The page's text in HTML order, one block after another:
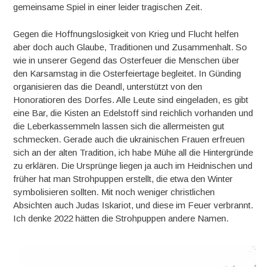
gemeinsame Spiel in einer leider tragischen Zeit.
Gegen die Hoffnungslosigkeit von Krieg und Flucht helfen
aber doch auch Glaube, Traditionen und Zusammenhalt. So
wie in unserer Gegend das Osterfeuer die Menschen über
den Karsamstag in die Osterfeiertage begleitet. In Günding
organisieren das die Deandl, unterstützt von den
Honoratioren des Dorfes. Alle Leute sind eingeladen, es gibt
eine Bar, die Kisten an Edelstoff sind reichlich vorhanden und
die Leberkassemmeln lassen sich die allermeisten gut
schmecken. Gerade auch die ukrainischen Frauen erfreuen
sich an der alten Tradition, ich habe Mühe all die Hintergründe
zu erklären. Die Ursprünge liegen ja auch im Heidnischen und
früher hat man Strohpuppen erstellt, die etwa den Winter
symbolisieren sollten. Mit noch weniger christlichen
Absichten auch Judas Iskariot, und diese im Feuer verbrannt.
Ich denke 2022 hätten die Strohpuppen andere Namen.